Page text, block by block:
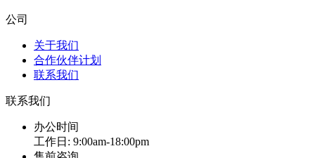
公司
关于我们
合作伙伴计划
联系我们
联系我们
办公时间
工作日: 9:00am-18:00pm